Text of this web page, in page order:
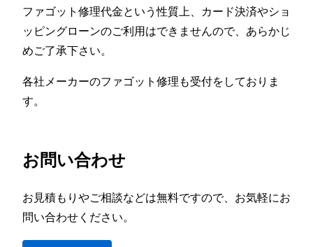
ファゴット修理代金という性質上、カード決済やショ
ッピングローンのご利用はできませんので、あらかじ
めご了承下さい。
各社メーカーのファゴット修理も受付をしておりま
す。
お問い合わせ
お見積もりやご相談などは無料ですので、お気軽にお
問い合わせください。